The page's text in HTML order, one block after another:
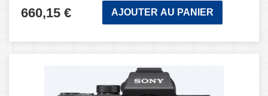
660,15 € AJOUTER AU PANIER